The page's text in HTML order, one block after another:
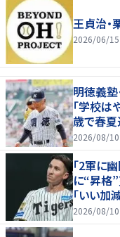
王貞治・
2026/06/
明徳義塾
「学校は
歳で春夏
2026/08/
「2軍に
に“昇格
「いい加
2026/08/